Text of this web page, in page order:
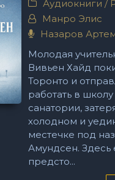
Аудиокниги /
Манро Элис
Назаров
Молодая
Вивьен Хайд
Торонто и
работать в
санатории,
холодном и
местечке под
Амундсен. Здесь
предсто...